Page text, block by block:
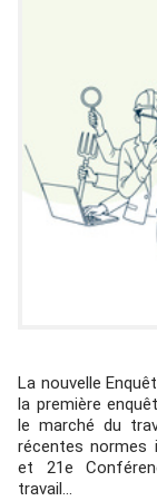
La nouvelle
la première
le marché du
récentes normes
et 21e
travail...